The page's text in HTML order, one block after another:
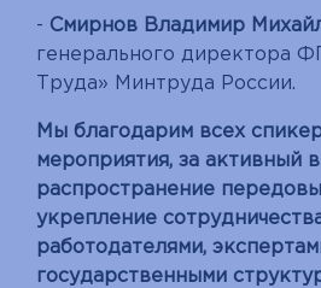
- Смирнов Владимир
генерального директора
Труда» Минтруда России.
Мы благодарим всех
мероприятия, за активный
распространение
укрепление
работодателями,
государственными